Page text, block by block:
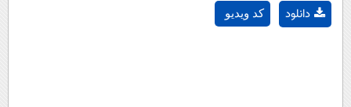
کد ویدیو دانلود